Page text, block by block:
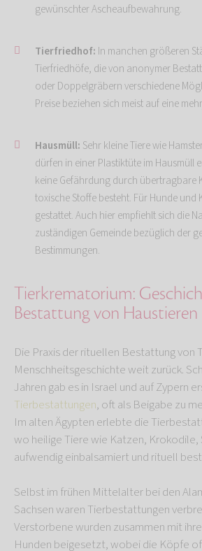
gewünschter Ascheaufbewahrung.
Tierfriedhof: In manchen größeren
Tierfriedhöfe, die von anonymer
oder Doppelgräbern verschiedene
Preise beziehen sich meist auf eine
Hausmüll: Sehr kleine Tiere wie
dürfen in einer Plastiktüte im Hausmüll
keine Gefährdung durch übertragbare
toxische Stoffe besteht. Für Hunde und
gestattet. Auch hier empfiehlt sich die
zuständigen Gemeinde bezüglich der
Bestimmungen.
Tierkrematorium:
Bestattung von Haustieren
Die Praxis der rituellen Bestattung von
Menschheitsgeschichte weit zurück.
Jahren gab es in Israel und auf Zypern
Tierbestattungen, oft als Beigabe zu
Im alten Ägypten erlebte die
wo heilige Tiere wie Katzen, Krokodile,
aufwendig einbalsamiert und rituell
Selbst im frühen Mittelalter bei den
Sachsen waren Tierbestattungen
Verstorbene wurden zusammen mit
Hunden beigesetzt, wobei die Köpfe